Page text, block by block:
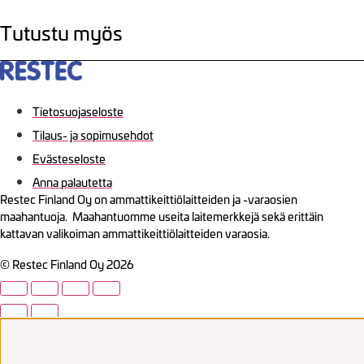
Tutustu myös
Tietosuojaseloste
Tilaus- ja sopimusehdot
Evästeseloste
Anna palautetta
Restec Finland Oy on ammattikeittiölaitteiden ja -varaosien
maahantuoja. Maahantuomme useita laitemerkkejä sekä erittäin
kattavan valikoiman ammattikeittiölaitteiden varaosia.
© Restec Finland Oy 2026